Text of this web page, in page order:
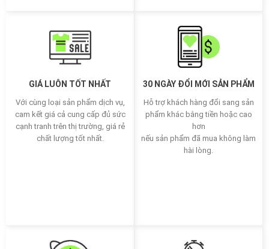
GIÁ LUÔN TỐT NHẤT
Với cùng loại sản phẩm dịch vụ,
cam kết giá cả cung cấp đủ sức
cạnh tranh trên thị trường, giá rẻ
chất lượng tốt nhất.
30 NGÀY ĐỔI MỚI SẢN PHẨM
Hỗ trợ khách hàng đổi sang sản
phẩm khác bằng tiền hoặc cao
hơn
nếu sản phẩm đã mua không làm
hài lòng.